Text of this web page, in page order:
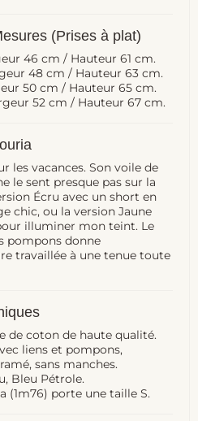
(Prises à plat)
46 cm / Hauteur 61 cm.
48 cm / Hauteur 63 cm.
50 cm / Hauteur 65 cm.
52 cm / Hauteur 67 cm.
les vacances. Son voile de
le sent presque pas sur la
Écru avec un short en
chic, ou la version Jaune
illuminer mon teint. Le
pompons donne
travaillée à une tenue toute
de coton de haute qualité.
liens et pompons,
sans manches.
Bleu Pétrole.
(1m76) porte une taille S.